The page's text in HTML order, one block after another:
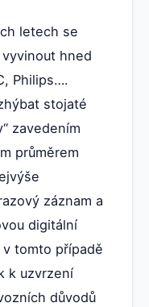
letech se
hned
Philips….
stojaté
zavedením
průměrem
záznam a
digitální
v tomto případě
k uzvrzení
důvodů